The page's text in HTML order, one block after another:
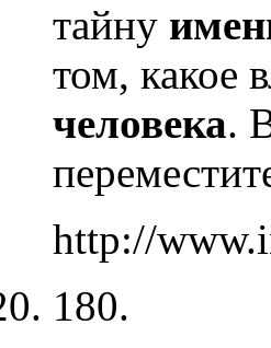
тайну
том, какое
человека.
http://
180.